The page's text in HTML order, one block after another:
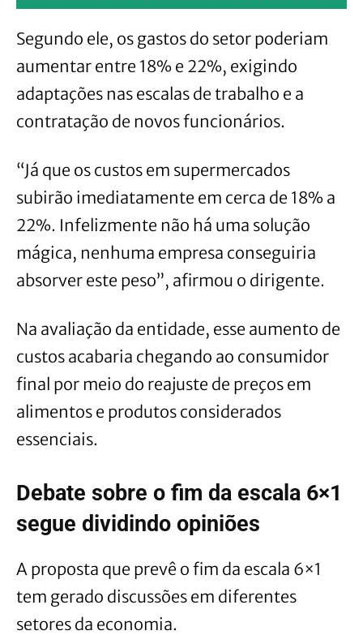
Segundo ele, os gastos do setor poderiam
aumentar entre 18% e 22%, exigindo
adaptações nas escalas de trabalho e a
contratação de novos funcionários.
“Já que os custos em supermercados
subirão imediatamente em cerca de 18% a
22%. Infelizmente não há uma solução
mágica, nenhuma empresa conseguiria
absorver este peso”, afirmou o dirigente.
Na avaliação da entidade, esse aumento de
custos acabaria chegando ao consumidor
final por meio do reajuste de preços em
alimentos e produtos considerados
essenciais.
Debate sobre o fim da escala 6×1
segue dividindo opiniões
A proposta que prevê o fim da escala 6×1
tem gerado discussões em diferentes
setores da economia.